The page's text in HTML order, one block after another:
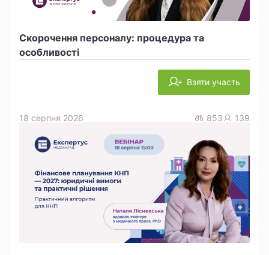
Скорочення персоналу: процедура та
особливості
Взяти участь
18 серпня 2026 853 139